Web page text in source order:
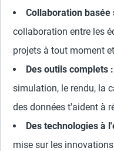
Collaboration basée
collaboration entre les
projets à tout moment
Des outils complets :
simulation, le rendu, la
des données t'aident à
Des technologies à
mise sur les